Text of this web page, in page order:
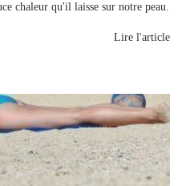
chaleur qu'il laisse sur notre peau.
Lire l'article